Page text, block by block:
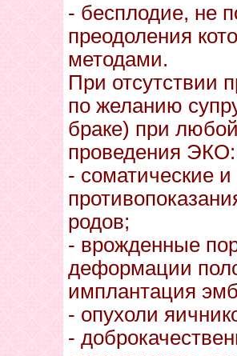
- бесплодие, не
преодоления
методами.
При отсутствии
по желанию
браке) при
проведения ЭКО:
- соматические
родов;
- врожденные
деформации
имплантация
- опухоли
-